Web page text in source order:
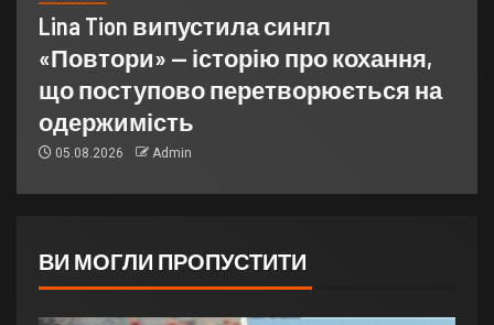
Lina Tion випустила сингл
«Повтори» — історію про кохання,
що поступово перетворюється на
одержимість
05.08.2026 Admin
ВИ МОГЛИ ПРОПУСТИТИ